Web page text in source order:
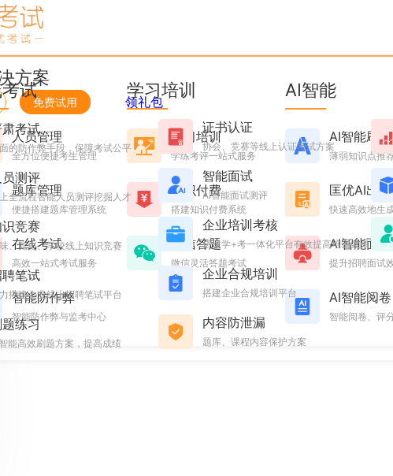
免费试用 领礼包
试
人员管理
全方位便捷考生管理
题库管理
便捷搭建题库管理系统
在线考试
高效一站式考试服务
智能防作弊
智能防作弊与监考中心
学习培训
学习培训
学练考评一站式服务
知识付费
搭建知识付费系统
微信答题
微信灵活答题考试
AI智能
AI智能刷题
薄弱知识点推
匡优AI出题
快速高效地生
AI智能面试
提升招聘面试
AI智能阅卷
智能阅卷、评
方案
考试
的防作弊手段，保障考试公平
员测评
全流程智能人员测评挖掘人才
竞赛
、党史、学校线上知识竞赛
笔试
搭建企业线上招聘笔试平台
练习
能高效刷题方案，提高成绩
证书认证
协会、竞赛等线上认证考试方案
智能面试
AI智能面试测评
企业培训考核
搭建学+考一体化平台有效提高培训效果
企业合规培训
搭建企业合规培训平台
内容防泄漏
题库、课程内容保护方案
帮助企业做好线上招聘？
阅读 3226
要途径。而拥有一款强大的在线招聘系统不仅能帮助企业更高效地
业在激烈的人才竞争中脱颖而出。那么接下来本篇文章将为大家介
样化需求
模块，能够全方位满足企业的招聘需求。系统支持在线发布招聘信